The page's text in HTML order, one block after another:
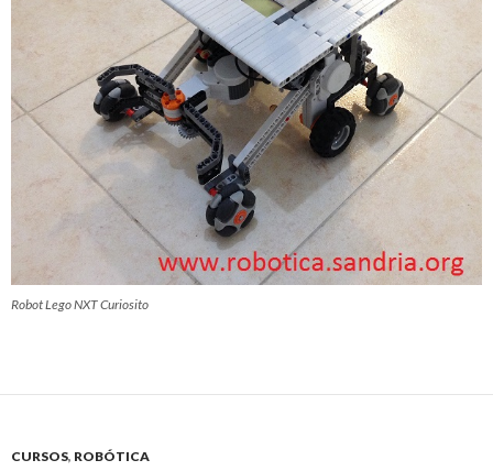
Robot Lego NXT Curiosito
CURSOS, ROBÓTICA